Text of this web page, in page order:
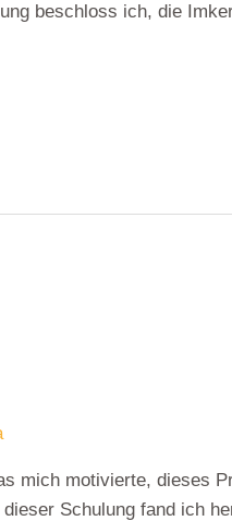
beschloss ich, die
mich motivierte, dieses
Schulung fand ich